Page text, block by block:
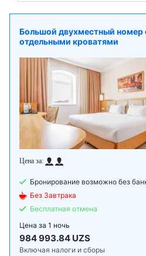
Большой двухместный номер
отдельными кроватями
Бронирование возможно без
Без Завтрака
Бесплатная отмена
Цена за 1 ночь
984 993.84 UZS
Включая налоги и сборы